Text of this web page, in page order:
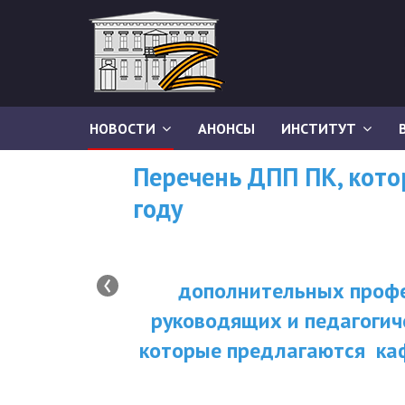
НОВОСТИ АНОНСЫ ИНСТИТУТ
Перечень ДПП ПК,
году
дополнительных
руководящих и
которые предлагаются
‹